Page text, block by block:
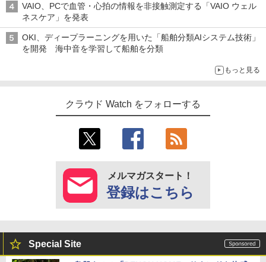
VAIO、PCで血管・心拍の情報を非接触測定する「VAIO ウェル
ネスケア」を発表
OKI、ディープラーニングを用いた「船舶分類AIシステム技術」
を開発 海中音を学習して船舶を分類
もっと見る
クラウド Watch をフォローする
メルマガスタート！
登録はこちら
Special Site